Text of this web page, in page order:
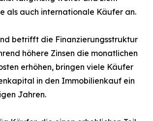
als auch internationale Käufer an.
betrifft die Finanzierungsstruktur
höhere Zinsen die monatlichen
erhöhen, bringen viele Käufer
in den Immobilienkauf ein
Jahren.